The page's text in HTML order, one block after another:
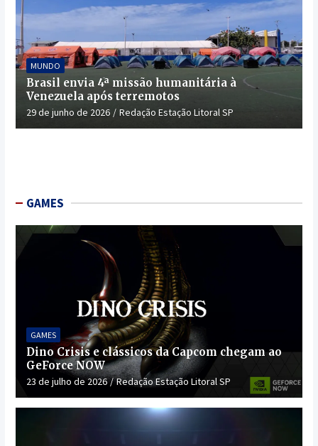
MUNDO
Brasil envia 4ª missão humanitária à
Venezuela após terremotos
29 de junho de 2026 Redação Estação Litoral SP
GAMES
GAMES
Dino Crisis e clássicos da Capcom chegam ao
GeForce NOW
23 de julho de 2026 Redação Estação Litoral SP